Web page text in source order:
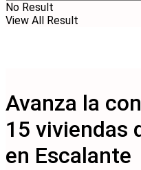
No Result
View All Result
Avanza la
15 viviendas
en Escalante